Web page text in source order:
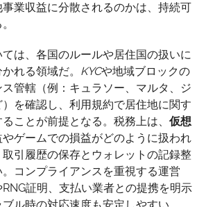
事業収益に分散されるのかは、持続可
は、各国のルールや居住国の扱いに
れる領域だ。 KYCや地域ブロックの
管轄（例：キュラソー、マルタ、ジ
を確認し、利用規約で居住地に関す
ことが前提となる。税務上は、 仮想
ゲームでの損益がどのように扱われ
引履歴の保存とウォレットの記録整
コンプライアンスを重視する運営
証明、支払い業者との提携を明示